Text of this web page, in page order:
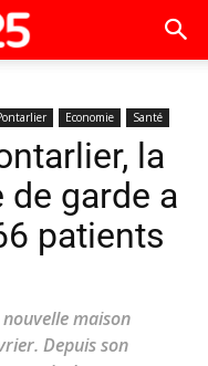
Economie Santé
la
garde a
patients
maison
Depuis son